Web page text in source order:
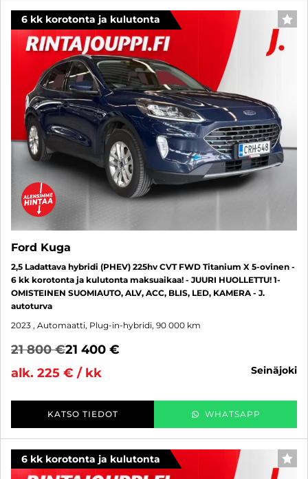
6 kk korotonta ja kulutonta
Ford Kuga
2,5 Ladattava hybridi (PHEV) 225hv CVT FWD Titanium X 5-ovinen -
6 kk korotonta ja kulutonta maksuaikaa! - JUURI HUOLLETTU! 1-
OMISTEINEN SUOMIAUTO, ALV, ACC, BLIS, LED, KAMERA - J.
autoturva
2023 , Automaatti, Plug-in-hybridi, 90 000 km
21 800 €21 400 €
alk. 225 € / kk
seinäjoki
KATSO TIEDOT WHATSAPP
6 kk korotonta ja kulutonta